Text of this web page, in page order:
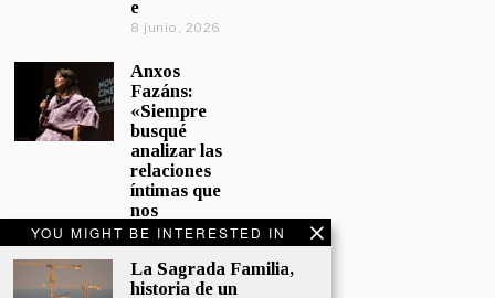
YOU MIGHT BE INTERESTED IN
La Sagrada Familia,
historia de un
e
8 junio, 2026
Anxos
Fazáns:
«Siempre
busqué
analizar las
relaciones
íntimas que
nos
afectan»
5 junio, 2026